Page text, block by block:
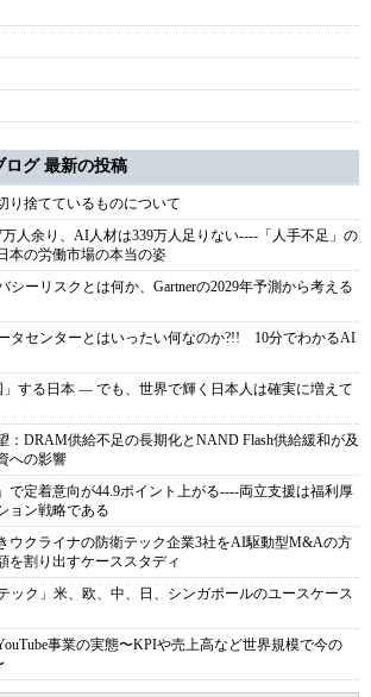
ログ 最新の投稿
り捨てているものについて
万人余り、AI人材は339万人足りない----「人手不足」の
本の労働市場の本当の姿
シーリスクとは何か、Gartnerの2029年予測から考える
タセンターとはいったい何なのか?!! 10分でわかるAI
」する日本 ― でも、世界で輝く日本人は確実に増えて
：DRAM供給不足の長期化とNAND Flash供給緩和が及
への影響
で定着意向が44.9ポイント上がる----両立支援は福利厚
ョン戦略である
ウクライナの防衛テック企業3社をAI駆動型M&Aの方
を割り出すケーススタディ
ック」米、欧、中、日、シンガポールのユースケース
事業の実態〜KPIや売上高など世界規模で今の